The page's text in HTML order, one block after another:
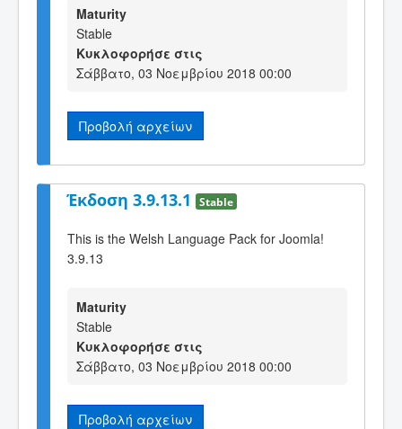
Maturity
Stable
Κυκλοφορήσε στις
Σάββατο, 03 Νοεμβρίου 2018 00:00
Προβολή αρχείων
Έκδοση 3.9.13.1 Stable
This is the Welsh Language Pack for Joomla!
3.9.13
Maturity
Stable
Κυκλοφορήσε στις
Σάββατο, 03 Νοεμβρίου 2018 00:00
Προβολή αρχείων